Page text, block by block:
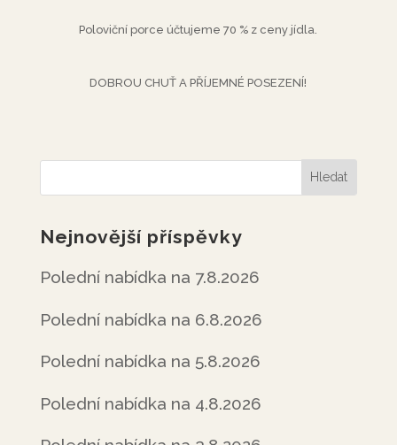
Poloviční porce účtujeme 70 % z ceny jídla.
DOBROU CHUŤ A PŘÍJEMNÉ POSEZENÍ!
Nejnovější příspěvky
Polední nabídka na 7.8.2026
Polední nabídka na 6.8.2026
Polední nabídka na 5.8.2026
Polední nabídka na 4.8.2026